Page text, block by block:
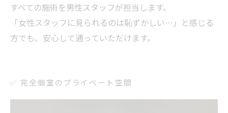
すべての施術を男性スタッフが担当します。
「女性スタッフに見られるのは恥ずかしい…」と感じる
方でも、安心して通っていただけます。
✅ 完全個室のプライベート空間